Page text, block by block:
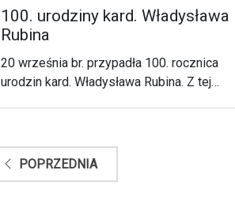
100. urodziny kard. Władysława
Rubina
20 września br. przypadła 100. rocznica
urodzin kard. Władysława Rubina. Z tej
oddał się służbie Bożej i Kościołowi.
Miejsce spotkania nie było przypadkowe,
POPRZEDNIA